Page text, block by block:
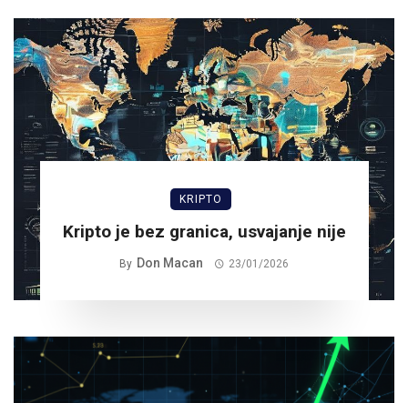
KRIPTO
Kripto je bez granica, usvajanje nije
By Don Macan 23/01/2026